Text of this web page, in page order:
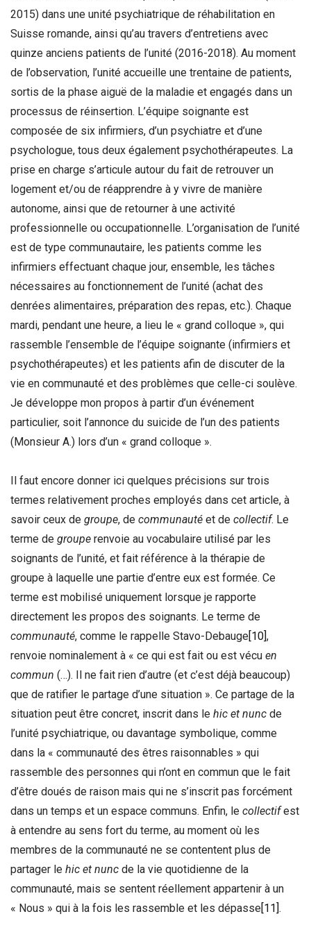
2015) dans une unité psychiatrique de réhabilitation en
Suisse romande, ainsi qu’au travers d’entretiens avec
quinze anciens patients de l’unité (2016-2018). Au moment
de l’observation, l’unité accueille une trentaine de patients,
sortis de la phase aiguë de la maladie et engagés dans un
processus de réinsertion. L’équipe soignante est
composée de six infirmiers, d’un psychiatre et d’une
psychologue, tous deux également psychothérapeutes. La
prise en charge s’articule autour du fait de retrouver un
logement et/ou de réapprendre à y vivre de manière
autonome, ainsi que de retourner à une activité
professionnelle ou occupationnelle. L’organisation de l’unité
est de type communautaire, les patients comme les
infirmiers effectuant chaque jour, ensemble, les tâches
nécessaires au fonctionnement de l’unité (achat des
denrées alimentaires, préparation des repas, etc.). Chaque
mardi, pendant une heure, a lieu le « grand colloque », qui
rassemble l’ensemble de l’équipe soignante (infirmiers et
psychothérapeutes) et les patients afin de discuter de la
vie en communauté et des problèmes que celle-ci soulève.
Je développe mon propos à partir d’un événement
particulier, soit l’annonce du suicide de l’un des patients
(Monsieur A.) lors d’un « grand colloque ».
Il faut encore donner ici quelques précisions sur trois
termes relativement proches employés dans cet article, à
savoir ceux de groupe, de communauté et de collectif. Le
terme de groupe renvoie au vocabulaire utilisé par les
soignants de l’unité, et fait référence à la thérapie de
groupe à laquelle une partie d’entre eux est formée. Ce
terme est mobilisé uniquement lorsque je rapporte
directement les propos des soignants. Le terme de
communauté, comme le rappelle Stavo-Debauge[10],
renvoie nominalement à « ce qui est fait ou est vécu en
commun (…). Il ne fait rien d’autre (et c’est déjà beaucoup)
que de ratifier le partage d’une situation ». Ce partage de la
situation peut être concret, inscrit dans le hic et nunc de
l’unité psychiatrique, ou davantage symbolique, comme
dans la « communauté des êtres raisonnables » qui
rassemble des personnes qui n’ont en commun que le fait
d’être doués de raison mais qui ne s’inscrit pas forcément
dans un temps et un espace communs. Enfin, le collectifest
à entendre au sens fort du terme, au moment où les
membres de la communauté ne se contentent plus de
partager le hic et nunc de la vie quotidienne de la
communauté, mais se sentent réellement appartenir à un
« Nous » qui à la fois les rassemble et les dépasse[11].